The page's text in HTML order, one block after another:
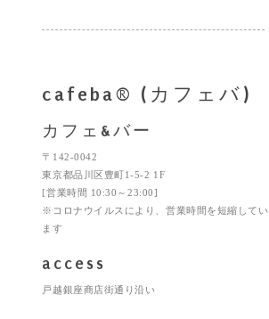
cafeba® (カフェバ)
カフェ&バー
〒142-0042
東京都品川区豊町1-5-2 1F
[営業時間 10:30～23:00]
※コロナウイルスにより、営業時間を短縮してい
ます
access
戸越銀座商店街通り沿い